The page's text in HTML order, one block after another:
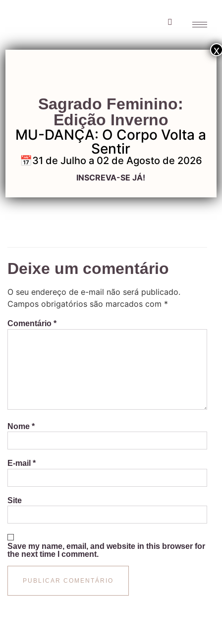
Gaia Pousada
Holística-5
Gaia Pousada
Holística-5
Deixe um comentário
O seu endereço de e-mail não será publicado.
Campos obrigatórios são marcados com *
Comentário *
Nome *
E-mail *
Site
Save my name, email, and website in this browser for
the next time I comment.
Sagrado Feminino:
Edição Inverno
MU-DANÇA: O Corpo Volta a
Sentir
📅31 de Julho a 02 de Agosto de 2026
INSCREVA-SE JÁ!
x